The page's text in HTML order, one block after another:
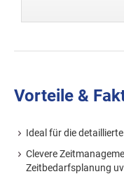
Vorteile &
Ideal für die
Clevere
Zeitbedarfsplanung